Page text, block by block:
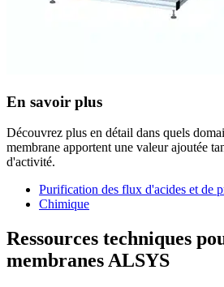
En savoir plus
Découvrez plus en détail dans quels
membrane apportent une valeur ajoutée
d'activité.
Purification des flux d'acides et de
Chimique
Ressources techniques
membranes ALSYS